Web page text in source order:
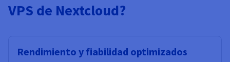
VPS de Nextcloud?
Rendimiento y fiabilidad optimizados